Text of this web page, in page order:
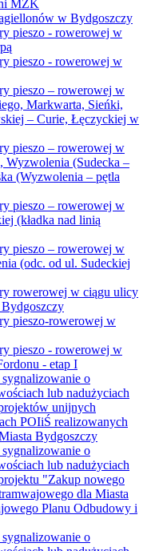
MZK
w Bydgoszczy
pieszo - rowerowej w
pieszo - rowerowej w
pieszo – rowerowej w
Markwarta, Sieńki,
– Curie, Łęczyckiej w
pieszo – rowerowej w
Wyzwolenia (Sudecka –
(Wyzwolenia – pętla
pieszo – rowerowej w
(kładka nad linią
pieszo – rowerowej w
(odc. od ul. Sudeckiej
rowerowej w ciągu ulicy
pieszo-rowerowej w
pieszo - rowerowej w
- etap I
o
lub nadużyciach
unijnych
POIiŚ realizowanych
Bydgoszczy
o
lub nadużyciach
"Zakup nowego
dla Miasta
Planu Odbudowy i
o